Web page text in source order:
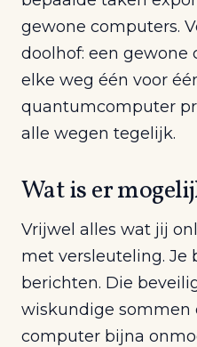
gewone computers.
doolhof: een
elke weg één voor
quantumcomputer
alle wegen tegelijk.
Wat is er
Vrijwel alles wat jij
met versleuteling. Je
berichten. Die
wiskundige sommen
computer bijna